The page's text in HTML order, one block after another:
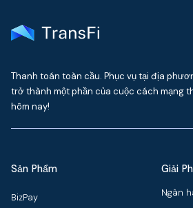
Thanh toán toàn cầu. Phục vụ tại địa
trở thành một phần của cuộc cách mạng
hôm nay!
Sản Phẩm
BizPay
Giải
Ngân